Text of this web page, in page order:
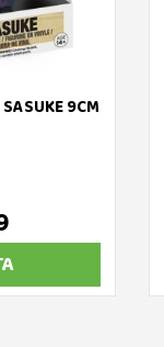
9CM